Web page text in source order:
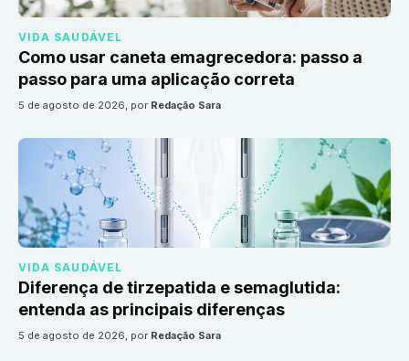
VIDA SAUDÁVEL
Como usar caneta emagrecedora: passo a
passo para uma aplicação correta
5 de agosto de 2026, por Redação Sara
VIDA SAUDÁVEL
Diferença de tirzepatida e semaglutida:
entenda as principais diferenças
5 de agosto de 2026, por Redação Sara